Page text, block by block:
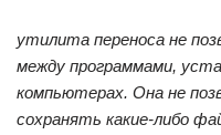
утилита переноса не
между программами,
компьютерах. Она не
сохранять какие-либо